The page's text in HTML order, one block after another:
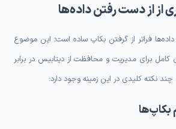
از از دست رفتن داده‌ها
فراتر از گرفتن بکاپ ساده است؛ این موضوع
برای مدیریت و محافظت از دیتابیس در برابر
کلیدی در این زمینه وجود دارد: